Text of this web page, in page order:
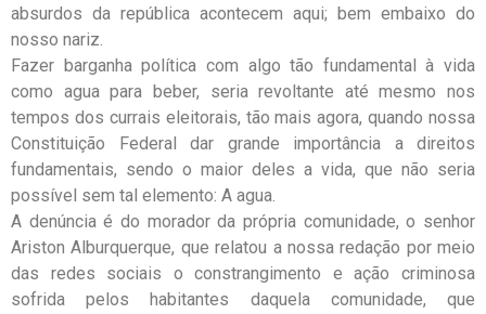
absurdos da república acontecem aqui; bem embaixo do
nosso nariz.
Fazer barganha política com algo tão fundamental à vida
como agua para beber, seria revoltante até mesmo nos
tempos dos currais eleitorais, tão mais agora, quando nossa
Constituição Federal dar grande importância a direitos
fundamentais, sendo o maior deles a vida, que não seria
possível sem tal elemento: A agua.
A denúncia é do morador da própria comunidade, o senhor
Ariston Alburquerque, que relatou a nossa redação por meio
das redes sociais o constrangimento e ação criminosa
sofrida pelos habitantes daquela comunidade, que